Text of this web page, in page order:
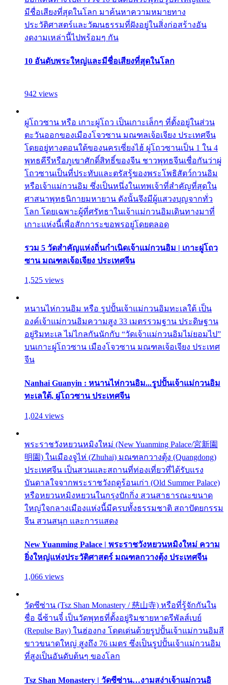
มีชื่อเสียงที่สุดในโลก มาค้นหาความหมายทาง
ประวัติศาสตร์และวัฒนธรรมที่ฝังอยู่ในสิ่งก่อสร้างอัน
งดงามเหล่านี้ไปพร้อมๆ กัน
10 อันดับพระใหญ่และมีชื่อเสียงที่สุดในโลก
942 views
ผู่โถวซาน หรือ เกาะผู่โถว เป็นเกาะเล็กๆ ที่ตั้งอยู่ในส่วน
ตะวันออกของเมืองโจวซาน มณฑลเจ้อเจียง ประเทศจีน
โดยอยู่ทางตอนใต้ของนครเซี่ยงไฮ้ ผู่โถวซานเป็น 1 ใน 4
พุทธคีรีหรือภูเขาศักดิ์สิทธิ์ของจีน ชาวพุทธจีนเชื่อกันว่าผู่
โถวซานเป็นที่ประทับและตรัสรู้ของพระโพธิสัตว์กวนอิม
หรือเจ้าแม่กวนอิม ซึ่งเป็นหนึ่งในเทพเจ้าที่สำคัญที่สุดใน
ศาสนาพุทธนิกายมหายาน ดังนั้นจึงมีผู้แสวงบุญจากทั่ว
โลก โดยเฉพาะผู้ที่ศรัทธาในเจ้าแม่กวนอิมเดินทางมาที่
เกาะแห่งนี้เพื่อสักการะขอพรอยู่โดยตลอด
รวม 5 วัดสำคัญแห่งถิ่นกำเนิดเจ้าแม่กวนอิม | เกาะผู่โถว
ซาน มณฑลเจ้อเจียง ประเทศจีน
1,525 views
หนานไห่กวนอิม หรือ รูปปั้นเจ้าแม่กวนอิมทะเลใต้ เป็น
องค์เจ้าแม่กวนอิมความสูง 33 เมตรรวมฐาน ประดิษฐาน
อยู่ริมทะเล ไม่ไกลกันนักกับ “วัดเจ้าแม่กวนอิมไม่ยอมไป”
บนเกาะผู่โถวซาน เมืองโจวซาน มณฑลเจ้อเจียง ประเทศ
จีน
Nanhai Guanyin : หนานไห่กวนอิม...รูปปั้นเจ้าแม่กวนอิม
ทะเลใต้, ผู่โถวซาน ประเทศจีน
1,024 views
พระราชวังหยวนหมิงใหม่ (New Yuanming Palace/宮新園
明園) ในเมืองจูไห่ (Zhuhai) มณฑลกวางตุ้ง (Quangdong)
ประเทศจีน เป็นสวนและสถานที่ท่องเที่ยวที่ได้รับแรง
บันดาลใจจากพระราชวังฤดูร้อนเก่า (Old Summer Palace)
หรือหยวนหมิงหยวนในกรุงปักกิ่ง สวนสาธารณะขนาด
ใหญ่ใจกลางเมืองแห่งนี้มีครบทั้งธรรมชาติ สถาปัตยกรรม
จีน สวนสนุก และการแสดง
New Yuanming Palace | พระราชวังหยวนหมิงใหม่ ความ
ยิ่งใหญ่แห่งประวัติศาสตร์ มณฑลกวางตุ้ง ประเทศจีน
1,066 views
วัดซีซ่าน (Tsz Shan Monastery / 慈山寺) หรือที่รู้จักกันใน
ชื่อ ฉี่ซ้านจี๋ เป็นวัดพุทธที่ตั้งอยู่ริมชายหาดรีพัลส์เบย์
(Repulse Bay) ในฮ่องกง โดดเด่นด้วยรูปปั้นเจ้าแม่กวนอิมสี
ขาวขนาดใหญ่ สูงถึง 76 เมตร ซึ่งเป็นรูปปั้นเจ้าแม่กวนอิม
ที่สูงเป็นอันดับต้นๆ ของโลก
Tsz Shan Monastery | วัดซีซ่าน…งามสง่าเจ้าแม่กวนอิ